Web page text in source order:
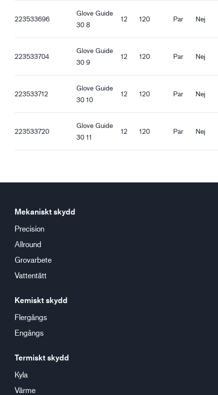
Rak krage
Guide 30_pl-PL_Productsheet.pdf
Guide 30_ro-RO_Productsheet.pdf
Guide 30_hu-HU_Productsheet.pdf
Guide 30_et-EE_Productsheet.pdf
223533696
Glove Guide
30 8
12 120 Par Nej
223533704
Glove Guide
30 9
12 120 Par Nej
223533712
Glove Guide
30 10
12 120 Par Nej
223533720
Glove Guide
30 11
12 120 Par Nej
Mekaniskt skydd
Precision
Allround
Grovarbete
Vattentätt
Kemiskt skydd
Flergångs
Engångs
Termiskt skydd
Kyla
Värme